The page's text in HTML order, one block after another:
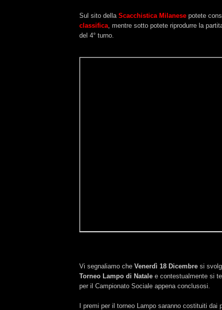
Sul sito della Scacchistica Milanese potete
classifica , mentre sotto potete riprodurre la
del 4° turno.
Vi segnaliamo che Venerdì 18 Dicembre si
Torneo Lampo di Natale e contestualmente si
per il Campionato Sociale appena conclusosi.
I premi per il torneo Lampo saranno costituiti dai